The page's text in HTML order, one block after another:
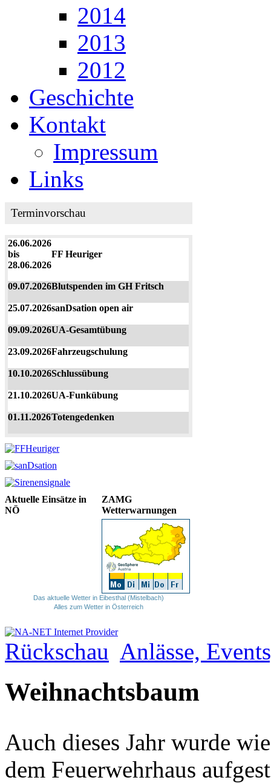
2014
2013
2012
Geschichte
Kontakt
Impressum
Links
Terminvorschau
26.06.2026
bis
28.06.2026
FF Heuriger
09.07.2026Blutspenden im GH Fritsch
25.07.2026sanDsation open air
09.09.2026UA-Gesamtübung
23.09.2026Fahrzeugschulung
10.10.2026Schlussübung
21.10.2026UA-Funkübung
01.11.2026Totengedenken
Aktuelle Einsätze in
NÖ
ZAMG
Wetterwarnungen
Das aktuelle Wetter in Eibesthal (Mistelbach)
Alles zum Wetter in Österreich
Rückschau Anlässe,
Weihnachtsbaum
Auch dieses Jahr wurde
dem Feuerwehrhaus